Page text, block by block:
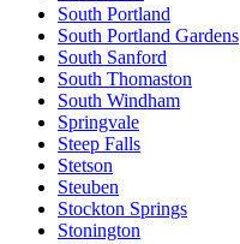
South Portland
South Portland Gardens
South Sanford
South Thomaston
South Windham
Springvale
Steep Falls
Stetson
Steuben
Stockton Springs
Stonington